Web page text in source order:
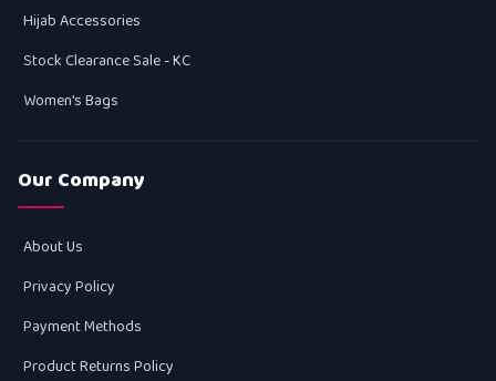
Hijab Accessories
Stock Clearance Sale - KC
Women's Bags
Our Company
About Us
Privacy Policy
Payment Methods
Product Returns Policy